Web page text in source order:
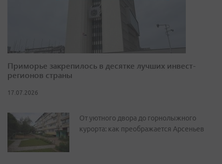
Приморье закрепилось в десятке лучших инвест-
регионов страны
17.07.2026
От уютного двора до горнолыжного
курорта: как преображается Арсеньев